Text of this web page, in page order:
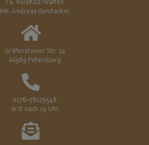
Fa. Kurpfalz-Waffen
Inh. Andreas Gundacker
Gräfensteiner Str. 14
66989 Petersberg
0176–78179548
erst nach 19 Uhr